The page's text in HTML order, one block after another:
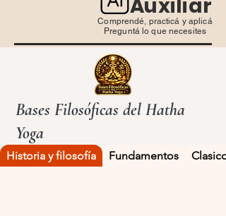
Comprendé, practicá y aplicá
Preguntá lo que necesites
Auxiliar
Bases Filosóficas del Hatha
Yoga
Historia y filosofía Fundamentos Clasicos